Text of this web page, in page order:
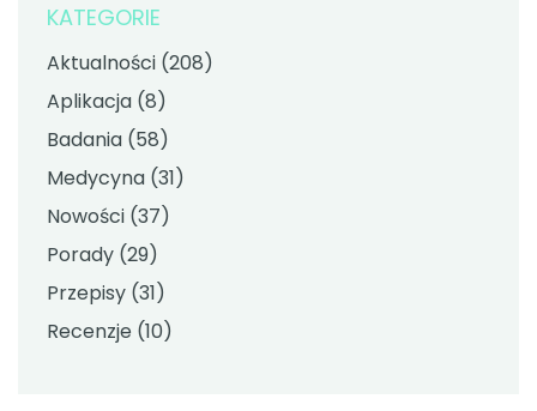
KATEGORIE
Aktualności (208)
Aplikacja (8)
Badania (58)
Medycyna (31)
Nowości (37)
Porady (29)
Przepisy (31)
Recenzje (10)